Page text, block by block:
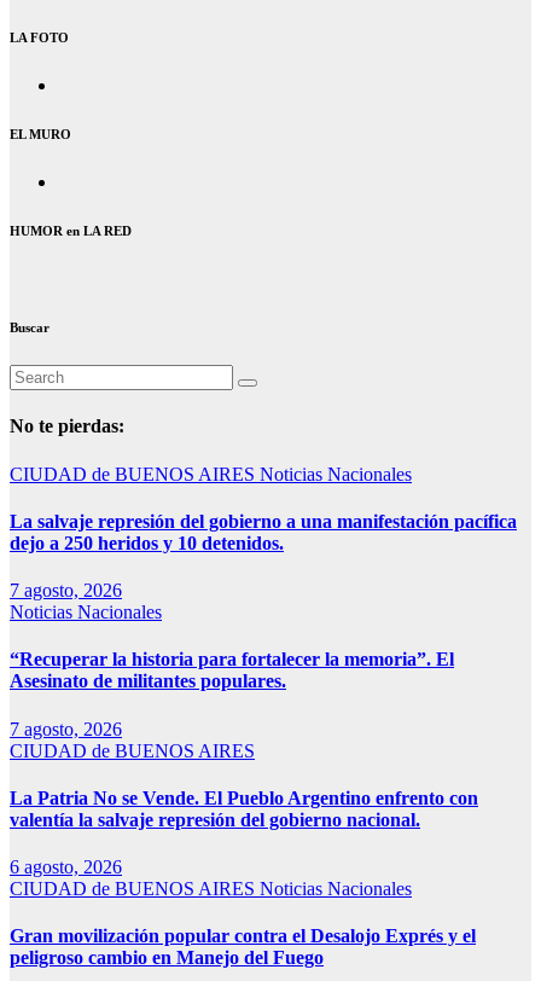
LA FOTO
EL MURO
HUMOR en LA RED
Buscar
No te pierdas:
CIUDAD de BUENOS AIRES Noticias Nacionales
La salvaje represión del gobierno a una manifestación pacífica
dejo a 250 heridos y 10 detenidos.
7 agosto, 2026
Noticias Nacionales
“Recuperar la historia para fortalecer la memoria”. El
Asesinato de militantes populares.
7 agosto, 2026
CIUDAD de BUENOS AIRES
La Patria No se Vende. El Pueblo Argentino enfrento con
valentía la salvaje represión del gobierno nacional.
6 agosto, 2026
CIUDAD de BUENOS AIRES Noticias Nacionales
Gran movilización popular contra el Desalojo Exprés y el
peligroso cambio en Manejo del Fuego